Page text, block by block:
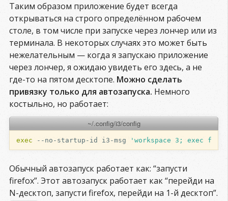
Таким образом приложение будет всегда
открываться на строго определённом рабочем
столе, в том числе при запуске через лончер или из
терминала. В некоторых случаях это может быть
нежелательным — когда я запускаю приложение
через лончер, я ожидаю увидеть его здесь, а не
где-то на пятом десктопе. Можно сделать
привязку только для автозапуска. Немного
костыльно, но работает:
~/.config/i3/config
exec --no-startup-id i3-msg 'workspace 3; exec
Обычный автозапуск работает как: “запусти
firefox”. Этот автозапуск работает как “перейди на
N-десктоп, запусти firefox, перейди на 1-й десктоп”.